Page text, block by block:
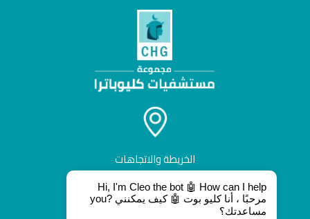
الخريطة والاتجاهات
Hi, I'm Cleo the bot 🤖 How can I help
you? مرحبًا ، أنا كليو بوت 🤖 كيف يمكنني
مساعدتك؟